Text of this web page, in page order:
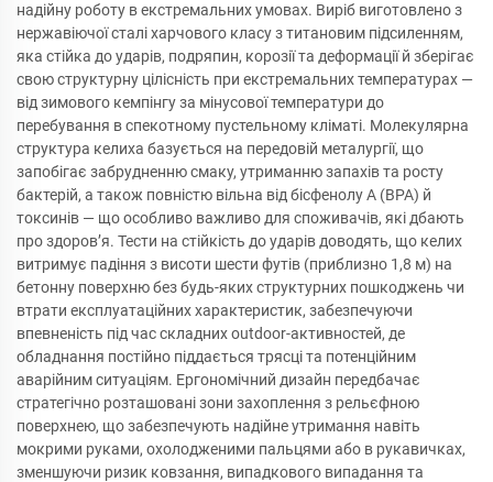
надійну роботу в екстремальних умовах. Виріб виготовлено з
нержавіючої сталі харчового класу з титановим підсиленням,
яка стійка до ударів, подряпин, корозії та деформації й зберігає
свою структурну цілісність при екстремальних температурах —
від зимового кемпінгу за мінусової температури до
перебування в спекотному пустельному кліматі. Молекулярна
структура келиха базується на передовій металургії, що
запобігає забрудненню смаку, утриманню запахів та росту
бактерій, а також повністю вільна від бісфенолу А (BPA) й
токсинів — що особливо важливо для споживачів, які дбають
про здоров’я. Тести на стійкість до ударів доводять, що келих
витримує падіння з висоти шести футів (приблизно 1,8 м) на
бетонну поверхню без будь-яких структурних пошкоджень чи
втрати експлуатаційних характеристик, забезпечуючи
впевненість під час складних outdoor-активностей, де
обладнання постійно піддається трясці та потенційним
аварійним ситуаціям. Ергономічний дизайн передбачає
стратегічно розташовані зони захоплення з рельєфною
поверхнею, що забезпечують надійне утримання навіть
мокрими руками, охолодженими пальцями або в рукавичках,
зменшуючи ризик ковзання, випадкового випадання та